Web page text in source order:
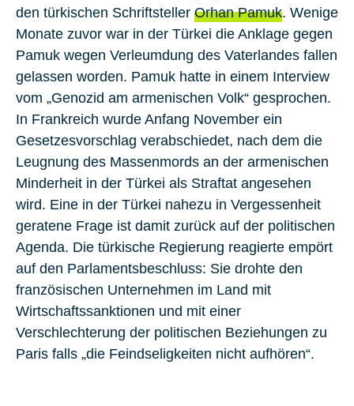
den türkischen Schriftsteller Orhan Pamuk. Wenige
Monate zuvor war in der Türkei die Anklage gegen
Pamuk wegen Verleumdung des Vaterlandes fallen
gelassen worden. Pamuk hatte in einem Interview
vom „Genozid am armenischen Volk“ gesprochen.
In Frankreich wurde Anfang November ein
Gesetzesvorschlag verabschiedet, nach dem die
Leugnung des Massenmords an der armenischen
Minderheit in der Türkei als Straftat angesehen
wird. Eine in der Türkei nahezu in Vergessenheit
geratene Frage ist damit zurück auf der politischen
Agenda. Die türkische Regierung reagierte empört
auf den Parlamentsbeschluss: Sie drohte den
französischen Unternehmen im Land mit
Wirtschaftssanktionen und mit einer
Verschlechterung der politischen Beziehungen zu
Paris falls „die Feindseligkeiten nicht aufhören“.